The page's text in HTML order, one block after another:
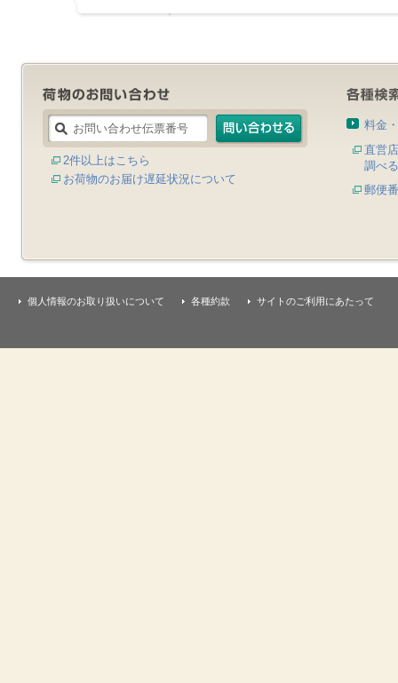
2件以上はこちら
お荷物のお届け遅延状況について
料金
直営
調べる
郵便
個人情報のお取り扱いについて 各種約款 サイトのご利用にあたって